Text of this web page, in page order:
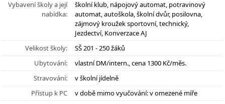
Vybavení školy a její
nabídka:
školní klub, nápojový automat, potravinový
automat, autoškola, školní dvůr, posilovna,
zájmový kroužek sportovní, technický,
Jezdectví, Konverzace AJ
Velikost školy:
SŠ 201 - 250 žáků
Ubytování:
vlastní DM/intern., cena 1300 Kč/měs.
Stravování:
v školní jídelně
Přístup k PC
v době mimo vyučování: v omezené míře